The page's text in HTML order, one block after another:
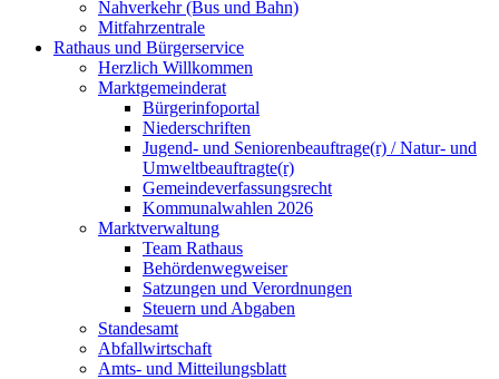
Nahverkehr (Bus und Bahn)
Mitfahrzentrale
Rathaus und Bürgerservice
Herzlich Willkommen
Marktgemeinderat
Bürgerinfoportal
Niederschriften
Jugend- und Seniorenbeauftrage(r) / Natur- und
Umweltbeauftragte(r)
Gemeindeverfassungsrecht
Kommunalwahlen 2026
Marktverwaltung
Team Rathaus
Behördenwegweiser
Satzungen und Verordnungen
Steuern und Abgaben
Standesamt
Abfallwirtschaft
Amts- und Mitteilungsblatt